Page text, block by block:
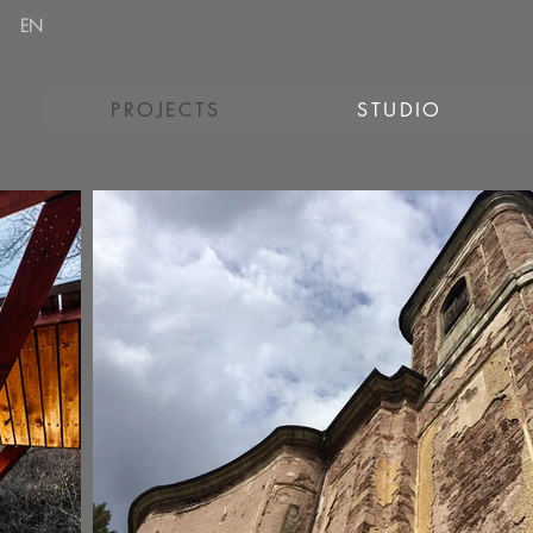
EN
PROJECTS STUDIO